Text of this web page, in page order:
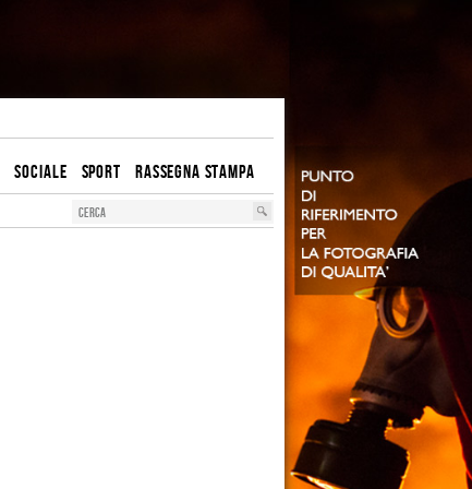
SOCIALE SPORT RASSEGNA STAMPA